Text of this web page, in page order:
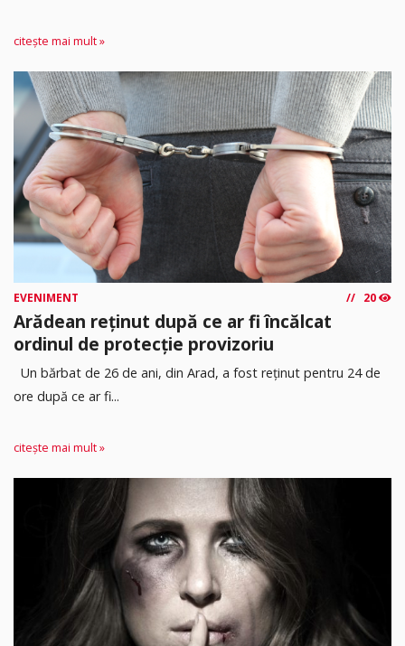
citește mai mult »
EVENIMENT 20
Arădean reținut după ce ar fi încălcat
ordinul de protecție provizoriu
Un bărbat de 26 de ani, din Arad, a fost reținut pentru 24 de
ore după ce ar fi...
citește mai mult »